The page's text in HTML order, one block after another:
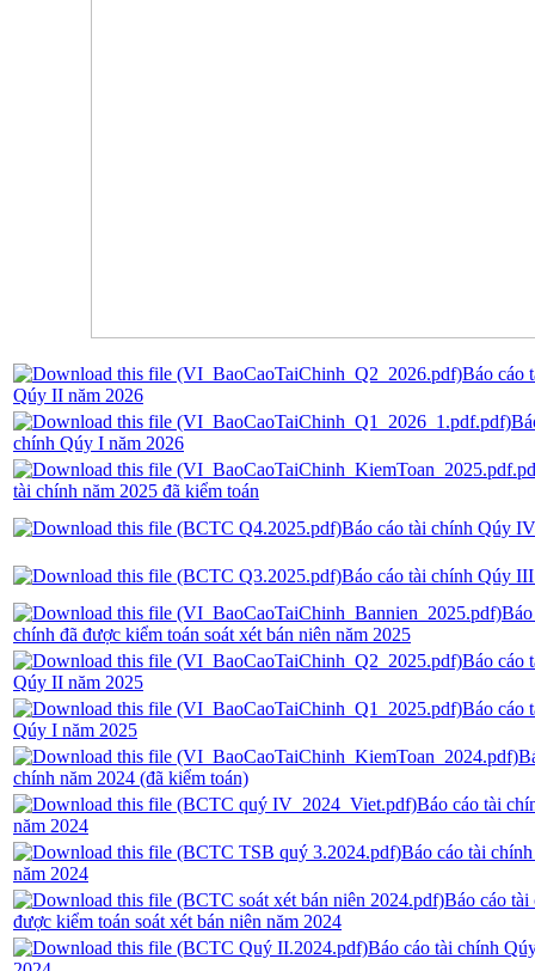
Báo cáo
Qúy II năm 2026
chính Qúy I năm 2026
tài chính năm 2025 đã kiểm toán
Báo cáo tài chính Qúy
Báo cáo tài chính Qúy
chính đã được kiểm toán soát xét bán niên năm 2025
Báo cáo
Qúy II năm 2025
Báo cáo
Qúy I năm 2025
chính năm 2024 (đã kiểm toán)
Báo cáo tài
năm 2024
Báo cáo tài
năm 2024
Báo cáo tài
được kiểm toán soát xét bán niên năm 2024
Báo cáo tài chính